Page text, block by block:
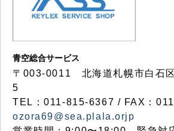
青空総合サービス
〒003-0011 北海道札幌市白石
5
TEL：011-815-6367 / FAX：
ozora69@sea.plala.orjp